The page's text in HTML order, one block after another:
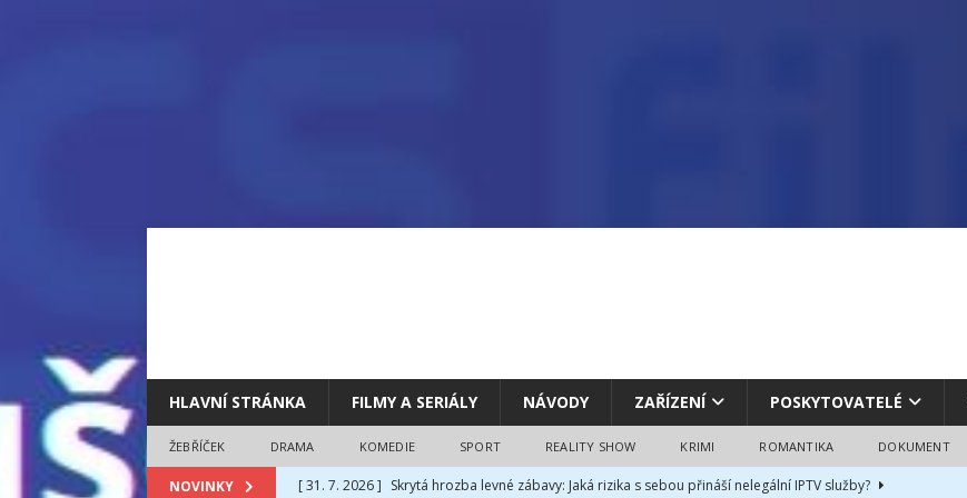
HLAVNÍ STRÁNKA FILMY A SERIÁLY NÁVODY ZAŘÍZENÍ POSKYTOVATELÉ
ŽEBŘÍČEK DRAMA KOMEDIE SPORT REALITY SHOW KRIMI ROMANTIKA DOKUMENT
NOVINKY [ 31. 7. 2026 ] Skrytá hrozba levné zábavy: Jaká rizika s sebou přináší nelegální IPTV služby?